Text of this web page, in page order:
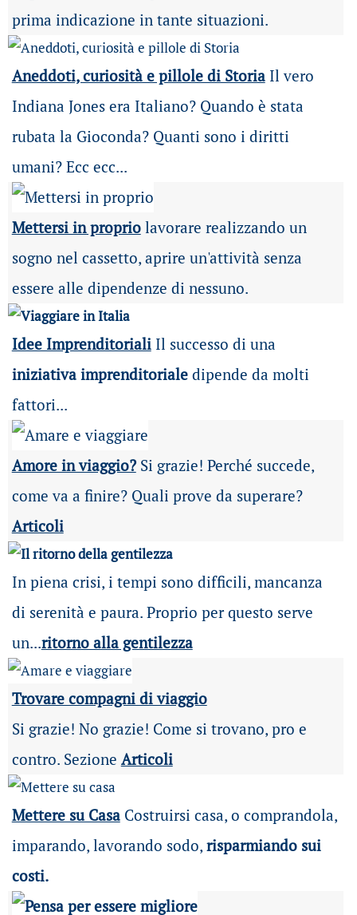
prima indicazione in tante situazioni.
Aneddoti, curiosità e pillole di Storia Il vero
Indiana Jones era Italiano? Quando è stata
rubata la Gioconda? Quanti sono i diritti
umani? Ecc ecc...
Mettersi in propriolavorare realizzando un
sogno nel cassetto, aprire un'attività senza
essere alle dipendenze di nessuno.
Idee ImprenditorialiIl successo di una
iniziativa imprenditorialedipende da molti
fattori...
Amore in viaggio?Si grazie! Perché succede,
come va a finire? Quali prove da superare?
Articoli
In piena crisi, i tempi sono difficili, mancanza
di serenità e paura. Proprio per questo serve
un...ritorno alla gentilezza
Trovare compagni di viaggio
Si grazie! No grazie! Come si trovano, pro e
contro. Sezione Articoli
Mettere su Casa Costruirsi casa, o comprandola,
imparando, lavorando sodo, risparmiando sui
costi.